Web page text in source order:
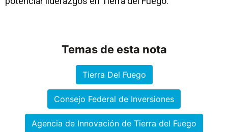
Temas de esta nota
Tierra Del Fuego
Consejo Federal de Inversiones
Agencia de Innovación de Tierra del Fuego